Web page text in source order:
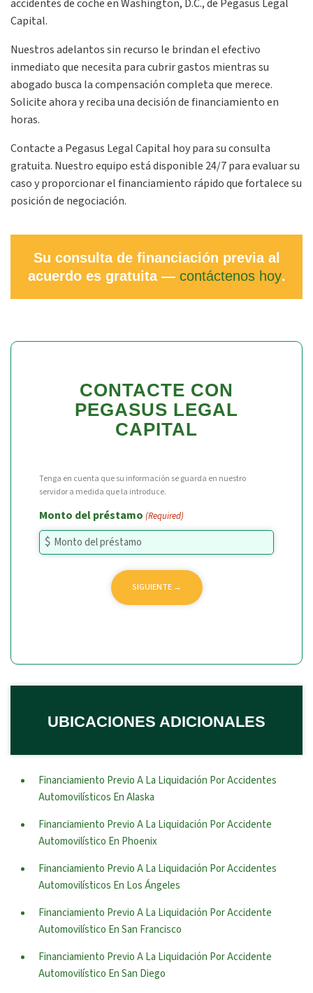
accidentes de coche en Washington, D.C., de Pegasus Legal
Capital.
Nuestros adelantos sin recurso le brindan el efectivo
inmediato que necesita para cubrir gastos mientras su
abogado busca la compensación completa que merece.
Solicite ahora y reciba una decisión de financiamiento en
horas.
Contacte a Pegasus Legal Capital hoy para su consulta
gratuita. Nuestro equipo está disponible 24/7 para evaluar su
caso y proporcionar el financiamiento rápido que fortalece su
posición de negociación.
Su consulta de financiación previa al
acuerdo es gratuita — contáctenos hoy.
CONTACTE CON
PEGASUS LEGAL
CAPITAL
Tenga en cuenta que su información se guarda en nuestro
servidor a medida que la introduce.
Monto del préstamo (Required)
UBICACIONES ADICIONALES
Financiamiento Previo A La Liquidación Por Accidentes
Automovilísticos En Alaska
Financiamiento Previo A La Liquidación Por Accidente
Automovilístico En Phoenix
Financiamiento Previo A La Liquidación Por Accidentes
Automovilísticos En Los Ángeles
Financiamiento Previo A La Liquidación Por Accidente
Automovilístico En San Francisco
Financiamiento Previo A La Liquidación Por Accidente
Automovilístico En San Diego